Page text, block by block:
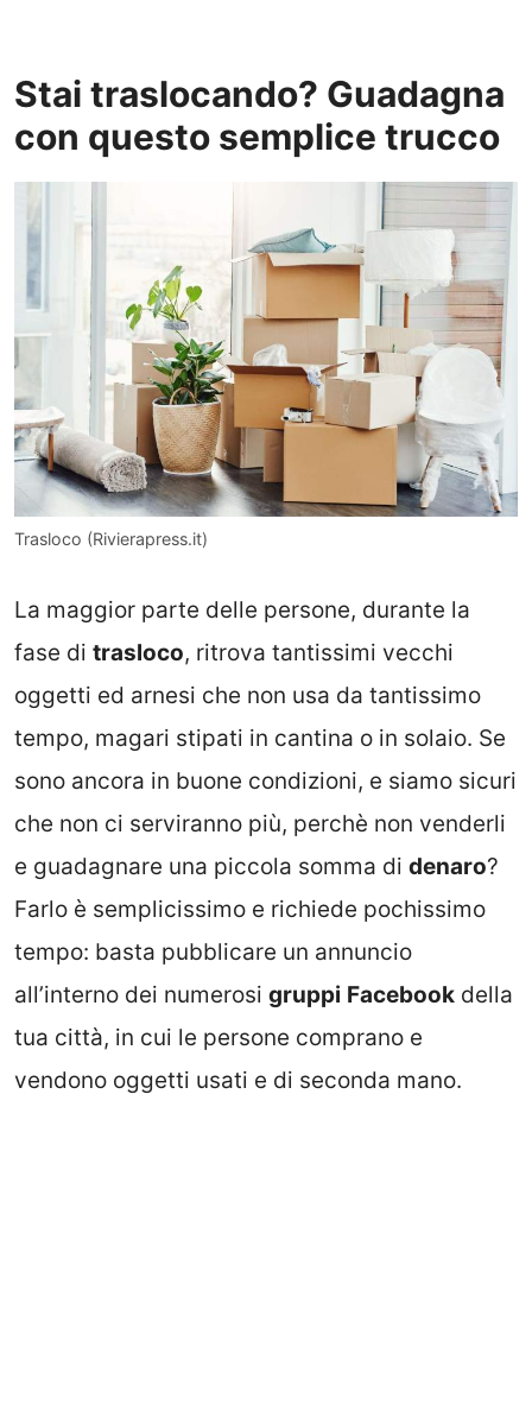
Stai traslocando? Guadagna
con questo semplice trucco
Trasloco (Rivierapress.it)
La maggior parte delle persone, durante la
fase di trasloco, ritrova tantissimi vecchi
oggetti ed arnesi che non usa da tantissimo
tempo, magari stipati in cantina o in solaio. Se
sono ancora in buone condizioni, e siamo sicuri
che non ci serviranno più, perchè non venderli
e guadagnare una piccola somma di denaro?
Farlo è semplicissimo e richiede pochissimo
tempo: basta pubblicare un annuncio
all’interno dei numerosi gruppi Facebook della
tua città, in cui le persone comprano e
vendono oggetti usati e di seconda mano.